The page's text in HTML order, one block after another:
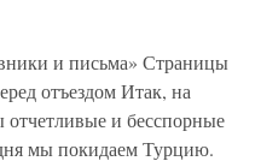
и письма» Страницы
отъездом Итак, на
и бесспорные
мы покидаем Турцию.